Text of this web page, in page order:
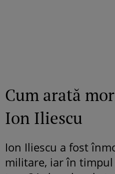
Cum arată
Ion Iliescu
Ion Iliescu a fost
militare, iar în timpul